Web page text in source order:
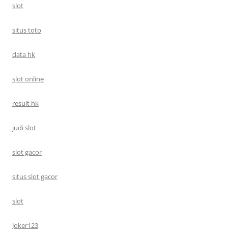
slot
situs toto
data hk
slot online
result hk
judi slot
slot gacor
situs slot gacor
slot
Joker123